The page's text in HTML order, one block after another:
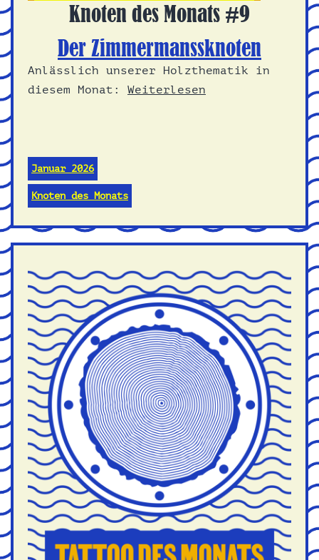
Knoten des Monats #9
Der Zimmermanssknoten
Anlässlich unserer Holzthematik in
diesem Monat: Weiterlesen
Januar 2026
Knoten des Monats